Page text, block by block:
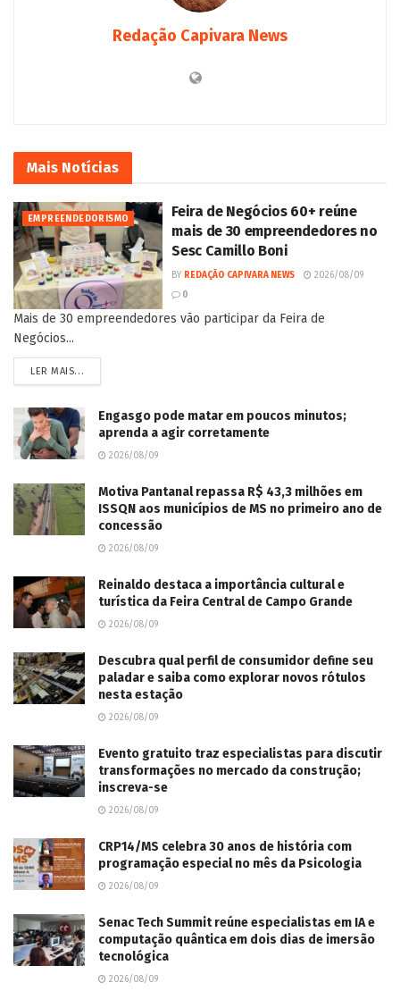
Redação Capivara News
Mais Notícias
EMPREENDEDORISMO
Feira de Negócios 60+ reúne
mais de 30 empreendedores no
Sesc Camillo Boni
BY REDAÇÃO CAPIVARA NEWS
2026/08/09
0
Mais de 30 empreendedores vão participar da Feira de
Negócios...
LER MAIS...
Engasgo pode matar em poucos minutos;
aprenda a agir corretamente
2026/08/09
Motiva Pantanal repassa R$ 43,3 milhões em
ISSQN aos municípios de MS no primeiro ano de
concessão
2026/08/09
Reinaldo destaca a importância cultural e
turística da Feira Central de Campo Grande
2026/08/09
Descubra qual perfil de consumidor define seu
paladar e saiba como explorar novos rótulos
nesta estação
2026/08/09
Evento gratuito traz especialistas para discutir
transformações no mercado da construção;
inscreva-se
2026/08/09
CRP14/MS celebra 30 anos de história com
programação especial no mês da Psicologia
2026/08/09
Senac Tech Summit reúne especialistas em IA e
computação quântica em dois dias de imersão
tecnológica
2026/08/09